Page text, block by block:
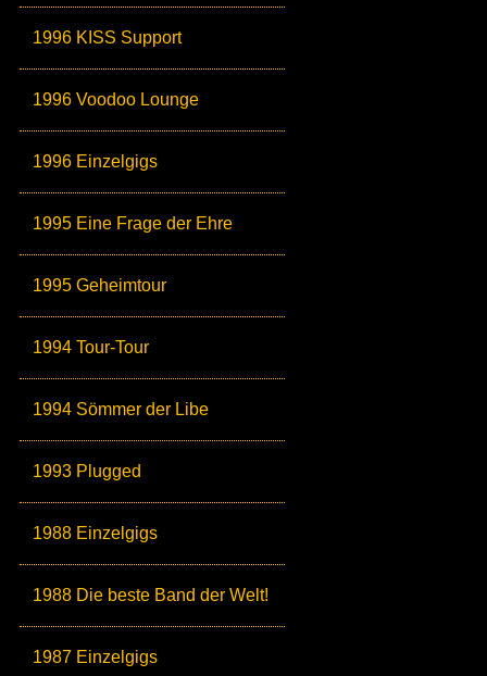
1996 KISS Support
1996 Voodoo Lounge
1996 Einzelgigs
1995 Eine Frage der Ehre
1995 Geheimtour
1994 Tour-Tour
1994 Sömmer der Libe
1993 Plugged
1988 Einzelgigs
1988 Die beste Band der Welt!
1987 Einzelgigs